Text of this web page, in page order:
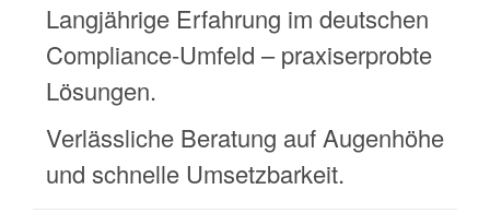
Langjährige Erfahrung im deutschen
Compliance-Umfeld – praxiserprobte
Lösungen.
Verlässliche Beratung auf Augenhöhe
und schnelle Umsetzbarkeit.